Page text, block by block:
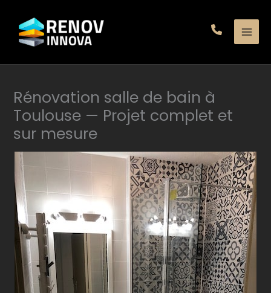
contenu
Rénovation salle de bain à
Toulouse — Projet complet et
sur mesure